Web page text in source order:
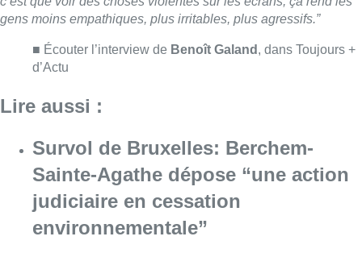
environnementale”